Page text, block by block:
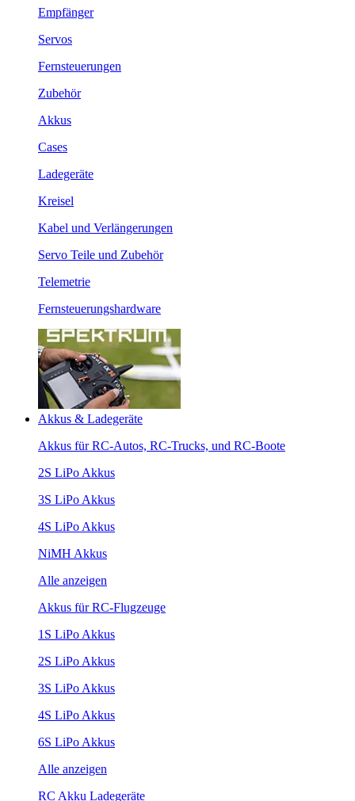
Empfänger
Servos
Fernsteuerungen
Zubehör
Akkus
Cases
Ladegeräte
Kreisel
Kabel und Verlängerungen
Servo Teile und Zubehör
Telemetrie
Fernsteuerungshardware
Akkus & Ladegeräte
Akkus für RC-Autos, RC-Trucks, und RC-Boote
2S LiPo Akkus
3S LiPo Akkus
4S LiPo Akkus
NiMH Akkus
Alle anzeigen
Akkus für RC-Flugzeuge
1S LiPo Akkus
2S LiPo Akkus
3S LiPo Akkus
4S LiPo Akkus
6S LiPo Akkus
Alle anzeigen
RC Akku Ladegeräte